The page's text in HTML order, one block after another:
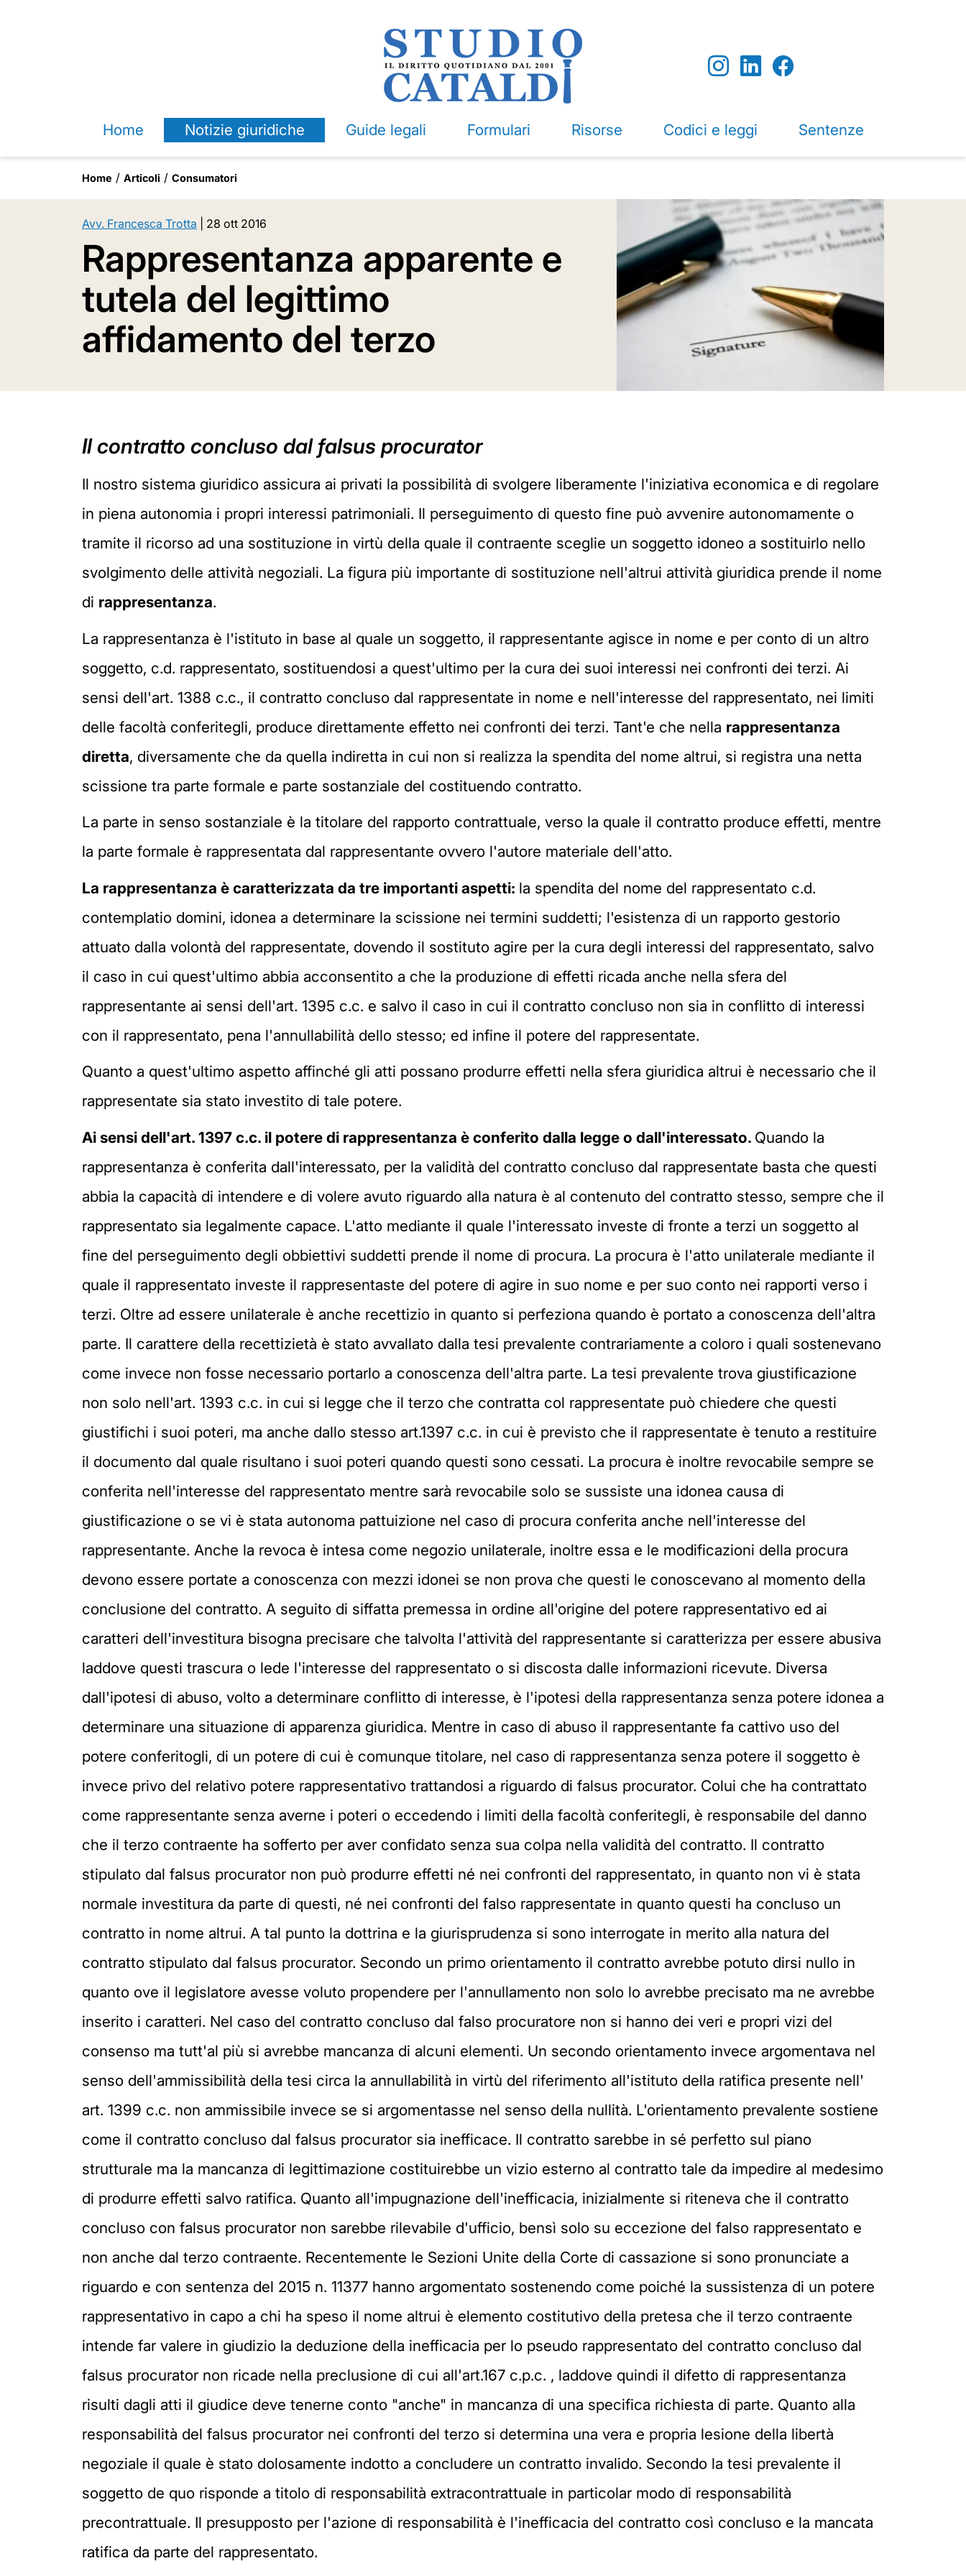
Home Notizie giuridiche Guide legali Formulari Risorse Codici e leggi Sentenze
Home Articoli Consumatori
Avv. Francesca Trotta 28 ott 2016
Rappresentanza apparente e
tutela del legittimo
affidamento del terzo
Il contratto concluso dal falsus procurator
Il nostro sistema giuridico assicura ai privati la possibilità di svolgere liberamente l'iniziativa economica e di regolare
in piena autonomia i propri interessi patrimoniali. Il perseguimento di questo fine può avvenire autonomamente o
tramite il ricorso ad una sostituzione in virtù della quale il contraente sceglie un soggetto idoneo a sostituirlo nello
svolgimento delle attività negoziali. La figura più importante di sostituzione nell'altrui attività giuridica prende il nome
di rappresentanza.
La rappresentanza è l'istituto in base al quale un soggetto, il rappresentante agisce in nome e per conto di un altro
soggetto, c.d. rappresentato, sostituendosi a quest'ultimo per la cura dei suoi interessi nei confronti dei terzi. Ai
sensi dell'art. 1388 c.c., il contratto concluso dal rappresentate in nome e nell'interesse del rappresentato, nei limiti
delle facoltà conferitegli, produce direttamente effetto nei confronti dei terzi. Tant'e che nella rappresentanza
diretta, diversamente che da quella indiretta in cui non si realizza la spendita del nome altrui, si registra una netta
scissione tra parte formale e parte sostanziale del costituendo contratto.
La parte in senso sostanziale è la titolare del rapporto contrattuale, verso la quale il contratto produce effetti, mentre
la parte formale è rappresentata dal rappresentante ovvero l'autore materiale dell'atto.
La rappresentanza è caratterizzata da tre importanti aspetti: la spendita del nome del rappresentato c.d.
contemplatio domini, idonea a determinare la scissione nei termini suddetti; l'esistenza di un rapporto gestorio
attuato dalla volontà del rappresentate, dovendo il sostituto agire per la cura degli interessi del rappresentato, salvo
il caso in cui quest'ultimo abbia acconsentito a che la produzione di effetti ricada anche nella sfera del
rappresentante ai sensi dell'art. 1395 c.c. e salvo il caso in cui il contratto concluso non sia in conflitto di interessi
con il rappresentato, pena l'annullabilità dello stesso; ed infine il potere del rappresentate.
Quanto a quest'ultimo aspetto affinché gli atti possano produrre effetti nella sfera giuridica altrui è necessario che il
rappresentate sia stato investito di tale potere.
Ai sensi dell'art. 1397 c.c. il potere di rappresentanza è conferito dalla legge o dall'interessato. Quando la
rappresentanza è conferita dall'interessato, per la validità del contratto concluso dal rappresentate basta che questi
abbia la capacità di intendere e di volere avuto riguardo alla natura è al contenuto del contratto stesso, sempre che il
rappresentato sia legalmente capace. L'atto mediante il quale l'interessato investe di fronte a terzi un soggetto al
fine del perseguimento degli obbiettivi suddetti prende il nome di procura. La procura è l'atto unilaterale mediante il
quale il rappresentato investe il rappresentaste del potere di agire in suo nome e per suo conto nei rapporti verso i
terzi. Oltre ad essere unilaterale è anche recettizio in quanto si perfeziona quando è portato a conoscenza dell'altra
parte. Il carattere della recettizietà è stato avvallato dalla tesi prevalente contrariamente a coloro i quali sostenevano
come invece non fosse necessario portarlo a conoscenza dell'altra parte. La tesi prevalente trova giustificazione
non solo nell'art. 1393 c.c. in cui si legge che il terzo che contratta col rappresentate può chiedere che questi
giustifichi i suoi poteri, ma anche dallo stesso art.1397 c.c. in cui è previsto che il rappresentate è tenuto a restituire
il documento dal quale risultano i suoi poteri quando questi sono cessati. La procura è inoltre revocabile sempre se
conferita nell'interesse del rappresentato mentre sarà revocabile solo se sussiste una idonea causa di
giustificazione o se vi è stata autonoma pattuizione nel caso di procura conferita anche nell'interesse del
rappresentante. Anche la revoca è intesa come negozio unilaterale, inoltre essa e le modificazioni della procura
devono essere portate a conoscenza con mezzi idonei se non prova che questi le conoscevano al momento della
conclusione del contratto. A seguito di siffatta premessa in ordine all'origine del potere rappresentativo ed ai
caratteri dell'investitura bisogna precisare che talvolta l'attività del rappresentante si caratterizza per essere abusiva
laddove questi trascura o lede l'interesse del rappresentato o si discosta dalle informazioni ricevute. Diversa
dall'ipotesi di abuso, volto a determinare conflitto di interesse, è l'ipotesi della rappresentanza senza potere idonea a
determinare una situazione di apparenza giuridica. Mentre in caso di abuso il rappresentante fa cattivo uso del
potere conferitogli, di un potere di cui è comunque titolare, nel caso di rappresentanza senza potere il soggetto è
invece privo del relativo potere rappresentativo trattandosi a riguardo di falsus procurator. Colui che ha contrattato
come rappresentante senza averne i poteri o eccedendo i limiti della facoltà conferitegli, è responsabile del danno
che il terzo contraente ha sofferto per aver confidato senza sua colpa nella validità del contratto. Il contratto
stipulato dal falsus procurator non può produrre effetti né nei confronti del rappresentato, in quanto non vi è stata
normale investitura da parte di questi, né nei confronti del falso rappresentate in quanto questi ha concluso un
contratto in nome altrui. A tal punto la dottrina e la giurisprudenza si sono interrogate in merito alla natura del
contratto stipulato dal falsus procurator. Secondo un primo orientamento il contratto avrebbe potuto dirsi nullo in
quanto ove il legislatore avesse voluto propendere per l'annullamento non solo lo avrebbe precisato ma ne avrebbe
inserito i caratteri. Nel caso del contratto concluso dal falso procuratore non si hanno dei veri e propri vizi del
consenso ma tutt'al più si avrebbe mancanza di alcuni elementi. Un secondo orientamento invece argomentava nel
senso dell'ammissibilità della tesi circa la annullabilità in virtù del riferimento all'istituto della ratifica presente nell'
art. 1399 c.c. non ammissibile invece se si argomentasse nel senso della nullità. L'orientamento prevalente sostiene
come il contratto concluso dal falsus procurator sia inefficace. Il contratto sarebbe in sé perfetto sul piano
strutturale ma la mancanza di legittimazione costituirebbe un vizio esterno al contratto tale da impedire al medesimo
di produrre effetti salvo ratifica. Quanto all'impugnazione dell'inefficacia, inizialmente si riteneva che il contratto
concluso con falsus procurator non sarebbe rilevabile d'ufficio, bensì solo su eccezione del falso rappresentato e
non anche dal terzo contraente. Recentemente le Sezioni Unite della Corte di cassazione si sono pronunciate a
riguardo e con sentenza del 2015 n. 11377 hanno argomentato sostenendo come poiché la sussistenza di un potere
rappresentativo in capo a chi ha speso il nome altrui è elemento costitutivo della pretesa che il terzo contraente
intende far valere in giudizio la deduzione della inefficacia per lo pseudo rappresentato del contratto concluso dal
falsus procurator non ricade nella preclusione di cui all'art.167 c.p.c. , laddove quindi il difetto di rappresentanza
risulti dagli atti il giudice deve tenerne conto "anche" in mancanza di una specifica richiesta di parte. Quanto alla
responsabilità del falsus procurator nei confronti del terzo si determina una vera e propria lesione della libertà
negoziale il quale è stato dolosamente indotto a concludere un contratto invalido. Secondo la tesi prevalente il
soggetto de quo risponde a titolo di responsabilità extracontrattuale in particolar modo di responsabilità
precontrattuale. Il presupposto per l'azione di responsabilità è l'inefficacia del contratto così concluso e la mancata
ratifica da parte del rappresentato.